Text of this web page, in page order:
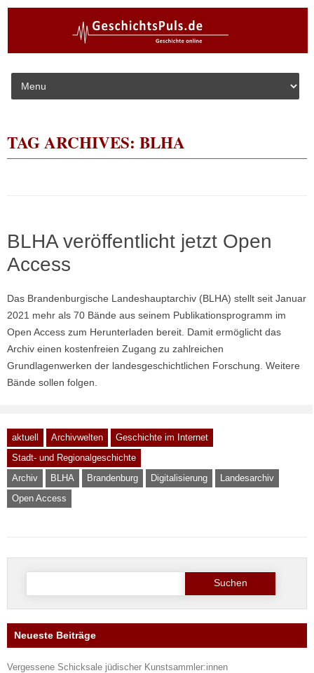
Skip to content
TAG ARCHIVES: BLHA
BLHA veröffentlicht jetzt Open
Access
Das Brandenburgische Landeshauptarchiv (BLHA) stellt seit Januar
2021 mehr als 70 Bände aus seinem Publikationsprogramm im
Open Access zum Herunterladen bereit. Damit ermöglicht das
Archiv einen kostenfreien Zugang zu zahlreichen
Grundlagenwerken der landesgeschichtlichen Forschung. Weitere
Bände sollen folgen.
aktuell Archivwelten
Geschichte im Internet
Stadt- und Regionalgeschichte
Archiv
BLHA Brandenburg Digitalisierung
Landesarchiv
Open Access
Suche
Neueste Beiträge
Vergessene Schicksale jüdischer Kunstsammler:innen